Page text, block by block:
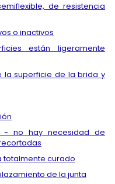
de resistencia
o inactivos
están ligeramente
la superficie de la brida y
- no hay necesidad de
totalmente curado
de la junta